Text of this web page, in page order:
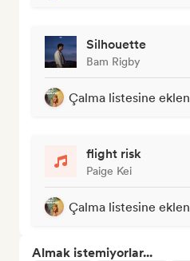
Silhouette
Bam Rigby
Çalma listesine
flight risk
Paige Kei
Çalma listesine
Almak istemiyorlar...